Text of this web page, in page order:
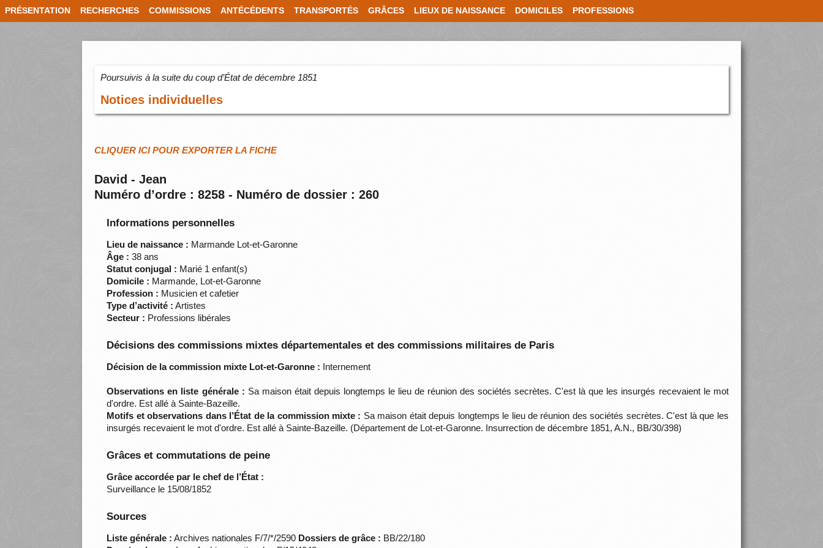
PRÉSENTATION RECHERCHES COMMISSIONS ANTÉCÉDENTS TRANSPORTÉS GRÂCES LIEUX DE NAISSANCE DOMICILES PROFESSIONS
Poursuivis à la suite du coup d’État de décembre 1851
Notices individuelles
CLIQUER ICI POUR EXPORTER LA FICHE
David - Jean
Numéro d’ordre : 8258 - Numéro de dossier : 260
Informations personnelles
Lieu de naissance : Marmande Lot-et-Garonne
Âge : 38 ans
Statut conjugal : Marié 1 enfant(s)
Domicile : Marmande, Lot-et-Garonne
Profession : Musicien et cafetier
Type d’activité : Artistes
Secteur : Professions libérales
Décisions des commissions mixtes départementales et des commissions militaires de Paris
Décision de la commission mixte Lot-et-Garonne : Internement
Observations en liste générale : Sa maison était depuis longtemps le lieu de réunion des sociétés secrètes. C'est là que les insurgés recevaient le mot
d'ordre. Est allé à Sainte-Bazeille.
Motifs et observations dans l’État de la commission mixte : Sa maison était depuis longtemps le lieu de réunion des sociétés secrètes. C'est là que les
insurgés recevaient le mot d'ordre. Est allé à Sainte-Bazeille. (Département de Lot-et-Garonne. Insurrection de décembre 1851, A.N., BB/30/398)
Grâces et commutations de peine
Grâce accordée par le chef de l’État :
Surveillance le 15/08/1852
Sources
Liste générale : Archives nationales F/7/*/2590 Dossiers de grâce : BB/22/180